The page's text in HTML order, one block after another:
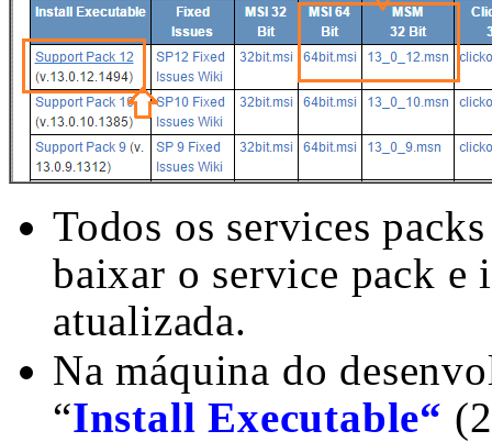
Todos os services
baixar o service pack e
atualizada.
Na máquina do
“Install Executable“